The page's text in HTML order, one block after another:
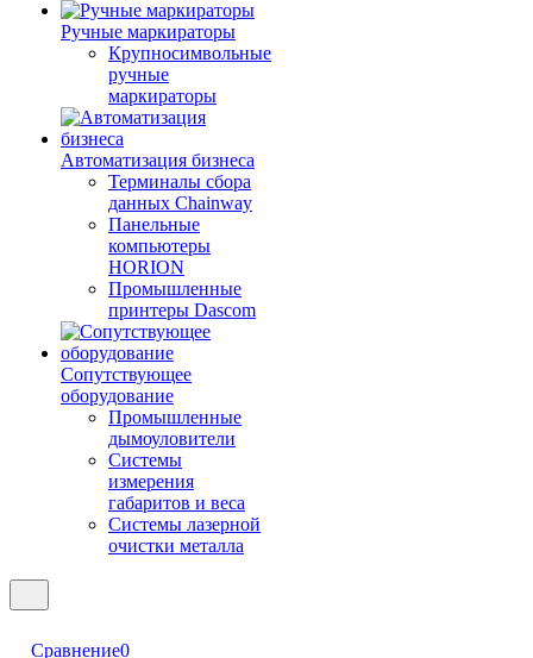
Ручные маркираторы
Крупносимвольные
ручные
маркираторы
Автоматизация бизнеса
Терминалы сбора
данных Chainway
Панельные
компьютеры
HORION
Промышленные
принтеры Dascom
Сопутствующее
оборудование
Промышленные
дымоуловители
Системы
измерения
габаритов и веса
Системы лазерной
очистки металла
Сравнение0